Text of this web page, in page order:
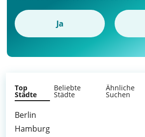
Ja
Top
Städte
Beliebte
Städte
Ähnliche
Suchen
Berlin
Hamburg